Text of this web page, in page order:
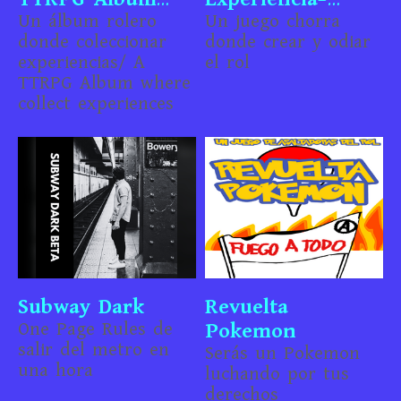
(SPA/ENG)
Un álbum rolero
donde coleccionar
experiencias/ A
TTRPG Album where
collect experiences
Creación-
Injugable-
Chorrijuego
Un juego chorra
donde crear y odiar
el rol
Subway Dark
One Page Rules de
salir del metro en
una hora
Revuelta
Pokemon
Serás un Pokemon
luchando por tus
derechos